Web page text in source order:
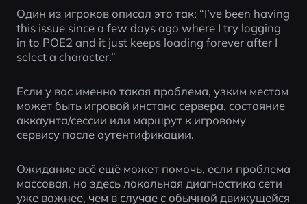
Один из игроков описал это так: “I’ve been having
this issue since a few days ago where I try logging
in to POE2 and it just keeps loading forever after I
select a character.”
Если у вас именно такая проблема, узким местом
может быть игровой инстанс сервера, состояние
аккаунта/сессии или маршрут к игровому
сервису после аутентификации.
Ожидание всё ещё может помочь, если проблема
массовая, но здесь локальная диагностика сети
уже важнее, чем в случае с обычной движущейся